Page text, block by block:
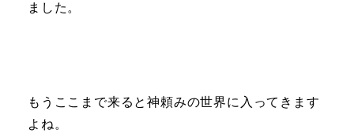
ました。
もうここまで来ると神頼みの世界に入ってきます
よね。